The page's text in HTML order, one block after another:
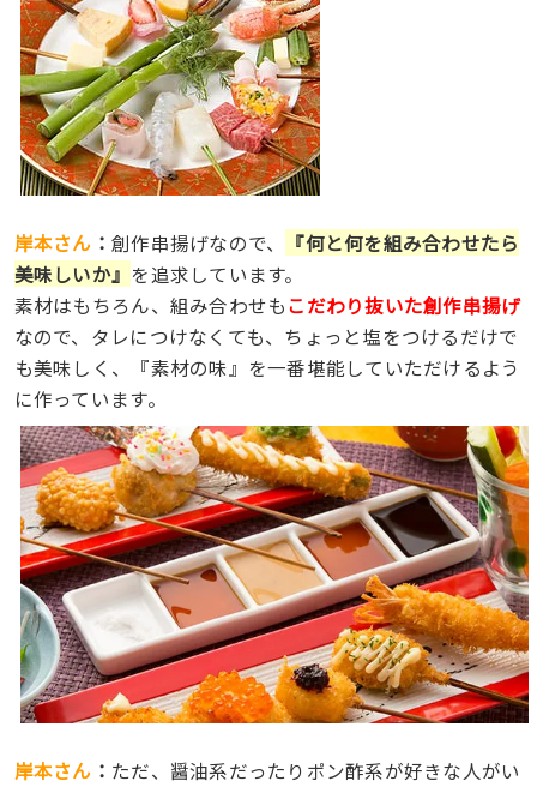
岸本さん ： 創作串揚げなので、
『何と何を組み合わせたら
美味しいか』 を追求しています。
素材はもちろん、組み合わせもこだわり抜いた創作串揚げ
なので、タレにつけなくても、ちょっと塩をつけるだけで
も美味しく、『素材の味』を一番堪能していただけるよう
に作っています。
岸本さん ： ただ、醤油系だったりポン酢系が好きな人がい